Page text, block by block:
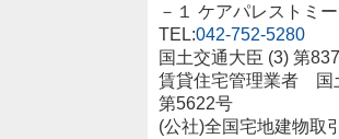
－１ ケアパレストミ
TEL:042-752-5280
国土交通大臣 (3) 第
賃貸住宅管理業者 国
第5622号
(公社)全国宅地建物取